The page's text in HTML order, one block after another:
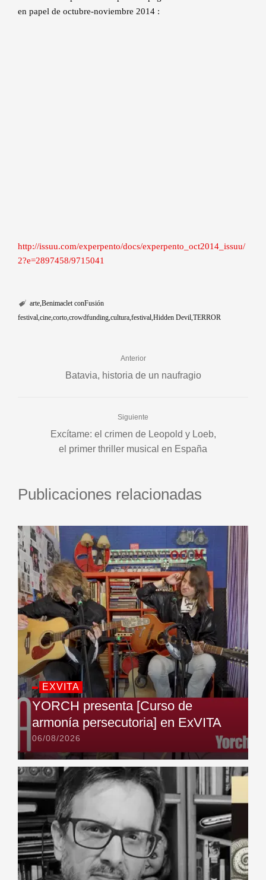
en papel de octubre-noviembre 2014 :
http://issuu.com/experpento/docs/experpento_oct2014_issuu/
2?e=2897458/9715041
arte Benimaclet conFusión
festival cine corto crowdfunding cultura festival Hidden Devil TERROR
Anterior
Batavia, historia de un naufragio
Siguiente
Excítame: el crimen de Leopold y Loeb,
el primer thriller musical en España
Publicaciones relacionadas
EXVITA
YORCH presenta [Curso de
armonía persecutoria] en ExVITA
06/08/2026